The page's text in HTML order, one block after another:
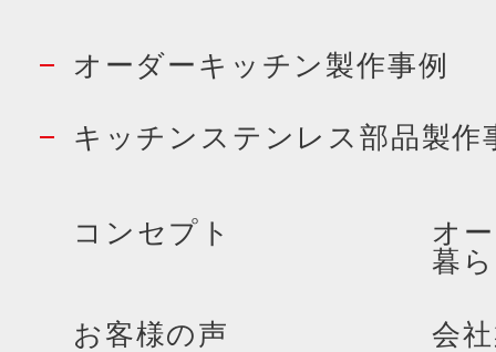
オーダーキッチン製作事例
キッチンステンレス部品製作
コンセプト
オ
暮
お客様の声 会